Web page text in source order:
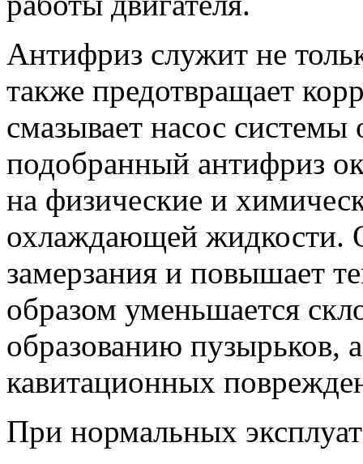
Антифриз служит не
также предотвращает
смазывает насос
подобранный антифриз
на физические и
охлаждающей жидкости.
замерзания и повышает
образом уменьшается
образованию пузырьков,
кавитационных
При нормальных